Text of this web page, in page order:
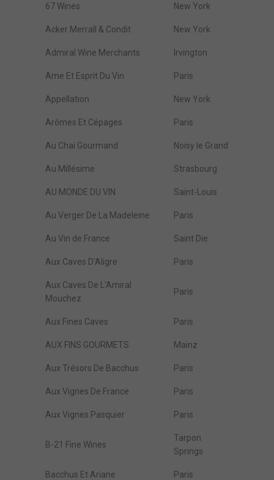
67 Wines New York
Acker Merrall & Condit New York
Admiral Wine Merchants Irvington
Ame Et Esprit Du Vin Paris
Appellation New York
Arômes Et Cépages Paris
Au Chai Gourmand Noisy le Grand
Au Millésime Strasbourg
AU MONDE DU VIN Saint-Louis
Au Verger De La Madeleine Paris
Au Vin de France Saint Die
Aux Caves D'Aligre Paris
Aux Caves De L'Amiral
Mouchez
Paris
Aux Fines Caves Paris
AUX FINS GOURMETS Mainz
Aux Trésors De Bacchus Paris
Aux Vignes De France Paris
Aux Vignes Pasquier Paris
B-21 Fine Wines
Tarpon
Springs
Bacchus Et Ariane Paris